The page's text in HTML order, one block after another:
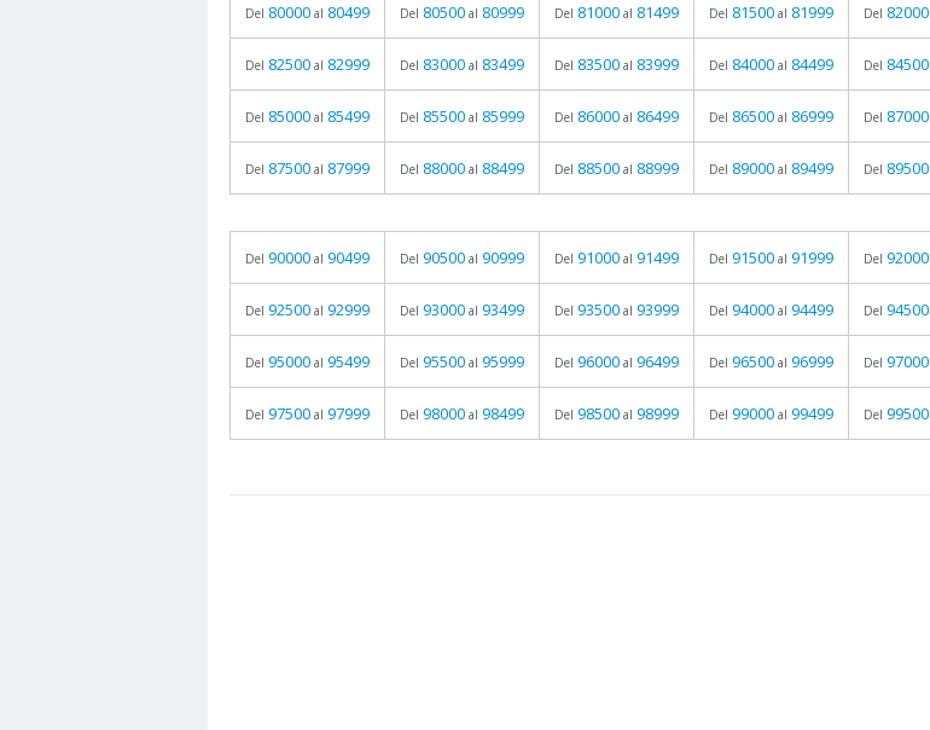
Del 80000 al 80499 Del 80500 al 80999 Del 81000 al 81499 Del 81500 al 81999 Del 82000
Del 82500 al 82999 Del 83000 al 83499 Del 83500 al 83999 Del 84000 al 84499 Del 84500
Del 85000 al 85499 Del 85500 al 85999 Del 86000 al 86499 Del 86500 al 86999 Del 87000
Del 87500 al 87999 Del 88000 al 88499 Del 88500 al 88999 Del 89000 al 89499 Del 89500
Del 90000 al 90499 Del 90500 al 90999 Del 91000 al 91499 Del 91500 al 91999 Del 92000
Del 92500 al 92999 Del 93000 al 93499 Del 93500 al 93999 Del 94000 al 94499 Del 94500
Del 95000 al 95499 Del 95500 al 95999 Del 96000 al 96499 Del 96500 al 96999 Del 97000
Del 97500 al 97999 Del 98000 al 98499 Del 98500 al 98999 Del 99000 al 99499 Del 99500